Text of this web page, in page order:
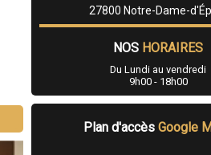
27800 Notre-Dame-
NOS HORAIRES
Du Lundi au vendredi
9h00 - 18h00
Plan d'accès Google